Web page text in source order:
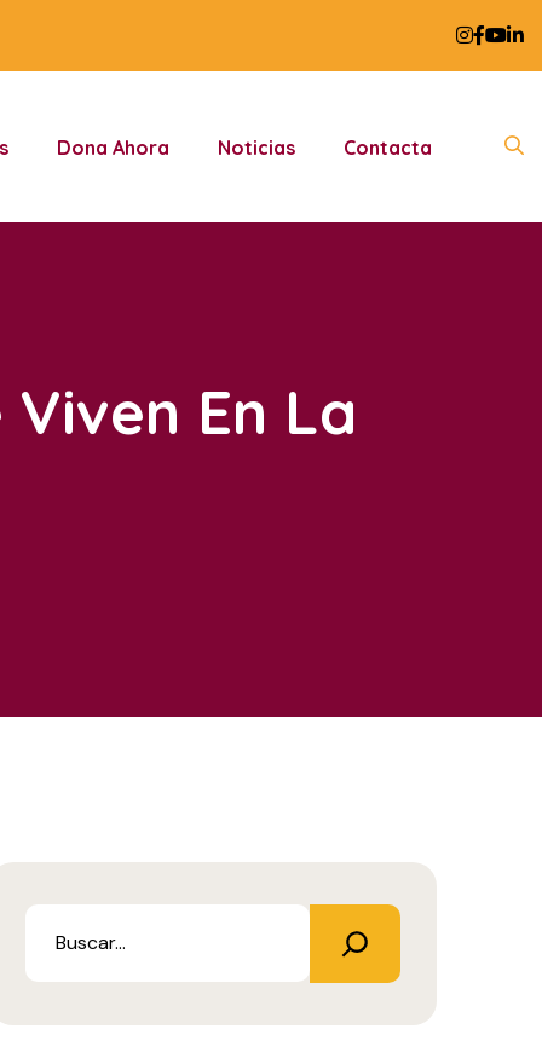
Dona Ahora Noticias Contacta
En La